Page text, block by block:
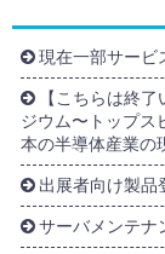
現在一部サービ
【こちらは終
ジウム〜トップス
本の半導体産業の
出展者向け製品
サーバメンテナ